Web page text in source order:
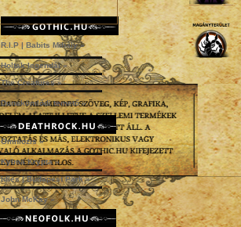
R.I.P | Babits Mihály »
Holtak legendái »
The Creatures »
Dunakömlődi temető »
Omniozis »
Kylmä Krypta »
Idles | Budapest Park »
John McKay »